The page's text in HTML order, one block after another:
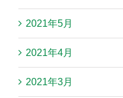
2021年5月
2021年4月
2021年3月